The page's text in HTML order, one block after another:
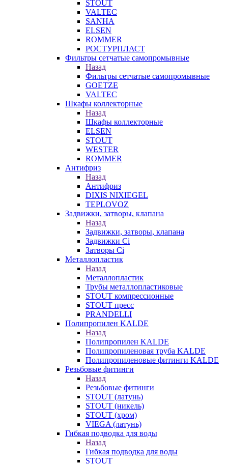
STOUT
VALTEC
SANHA
ELSEN
ROMMER
РОСТУРПЛАСТ
Фильтры сетчатые самопромывные
Назад
Фильтры сетчатые самопромывные
GOETZE
VALTEC
Шкафы коллекторные
Назад
Шкафы коллекторные
ELSEN
STOUT
WESTER
ROMMER
Антифриз
Назад
Антифриз
DIXIS NIXIEGEL
TEPLOVOZ
Задвижки, затворы, клапана
Назад
Задвижки, затворы, клапана
Задвижки Ci
Затворы Ci
Металлопластик
Назад
Металлопластик
Трубы металлопластиковые
STOUT компрессионные
STOUT пресс
PRANDELLI
Полипропилен KALDE
Назад
Полипропилен KALDE
Полипропиленовая труба KALDE
Полипропиленовые фитинги KALDE
Резьбовые фитинги
Назад
Резьбовые фитинги
STOUT (латунь)
STOUT (никель)
STOUT (хром)
VIEGA (латунь)
Гибкая подводка для воды
Назад
Гибкая подводка для воды
STOUT